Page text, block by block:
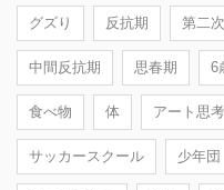
グズり 反抗期 第二
中間反抗期 思春期 6
食べ物 体 アート思考
サッカースクール 少年団